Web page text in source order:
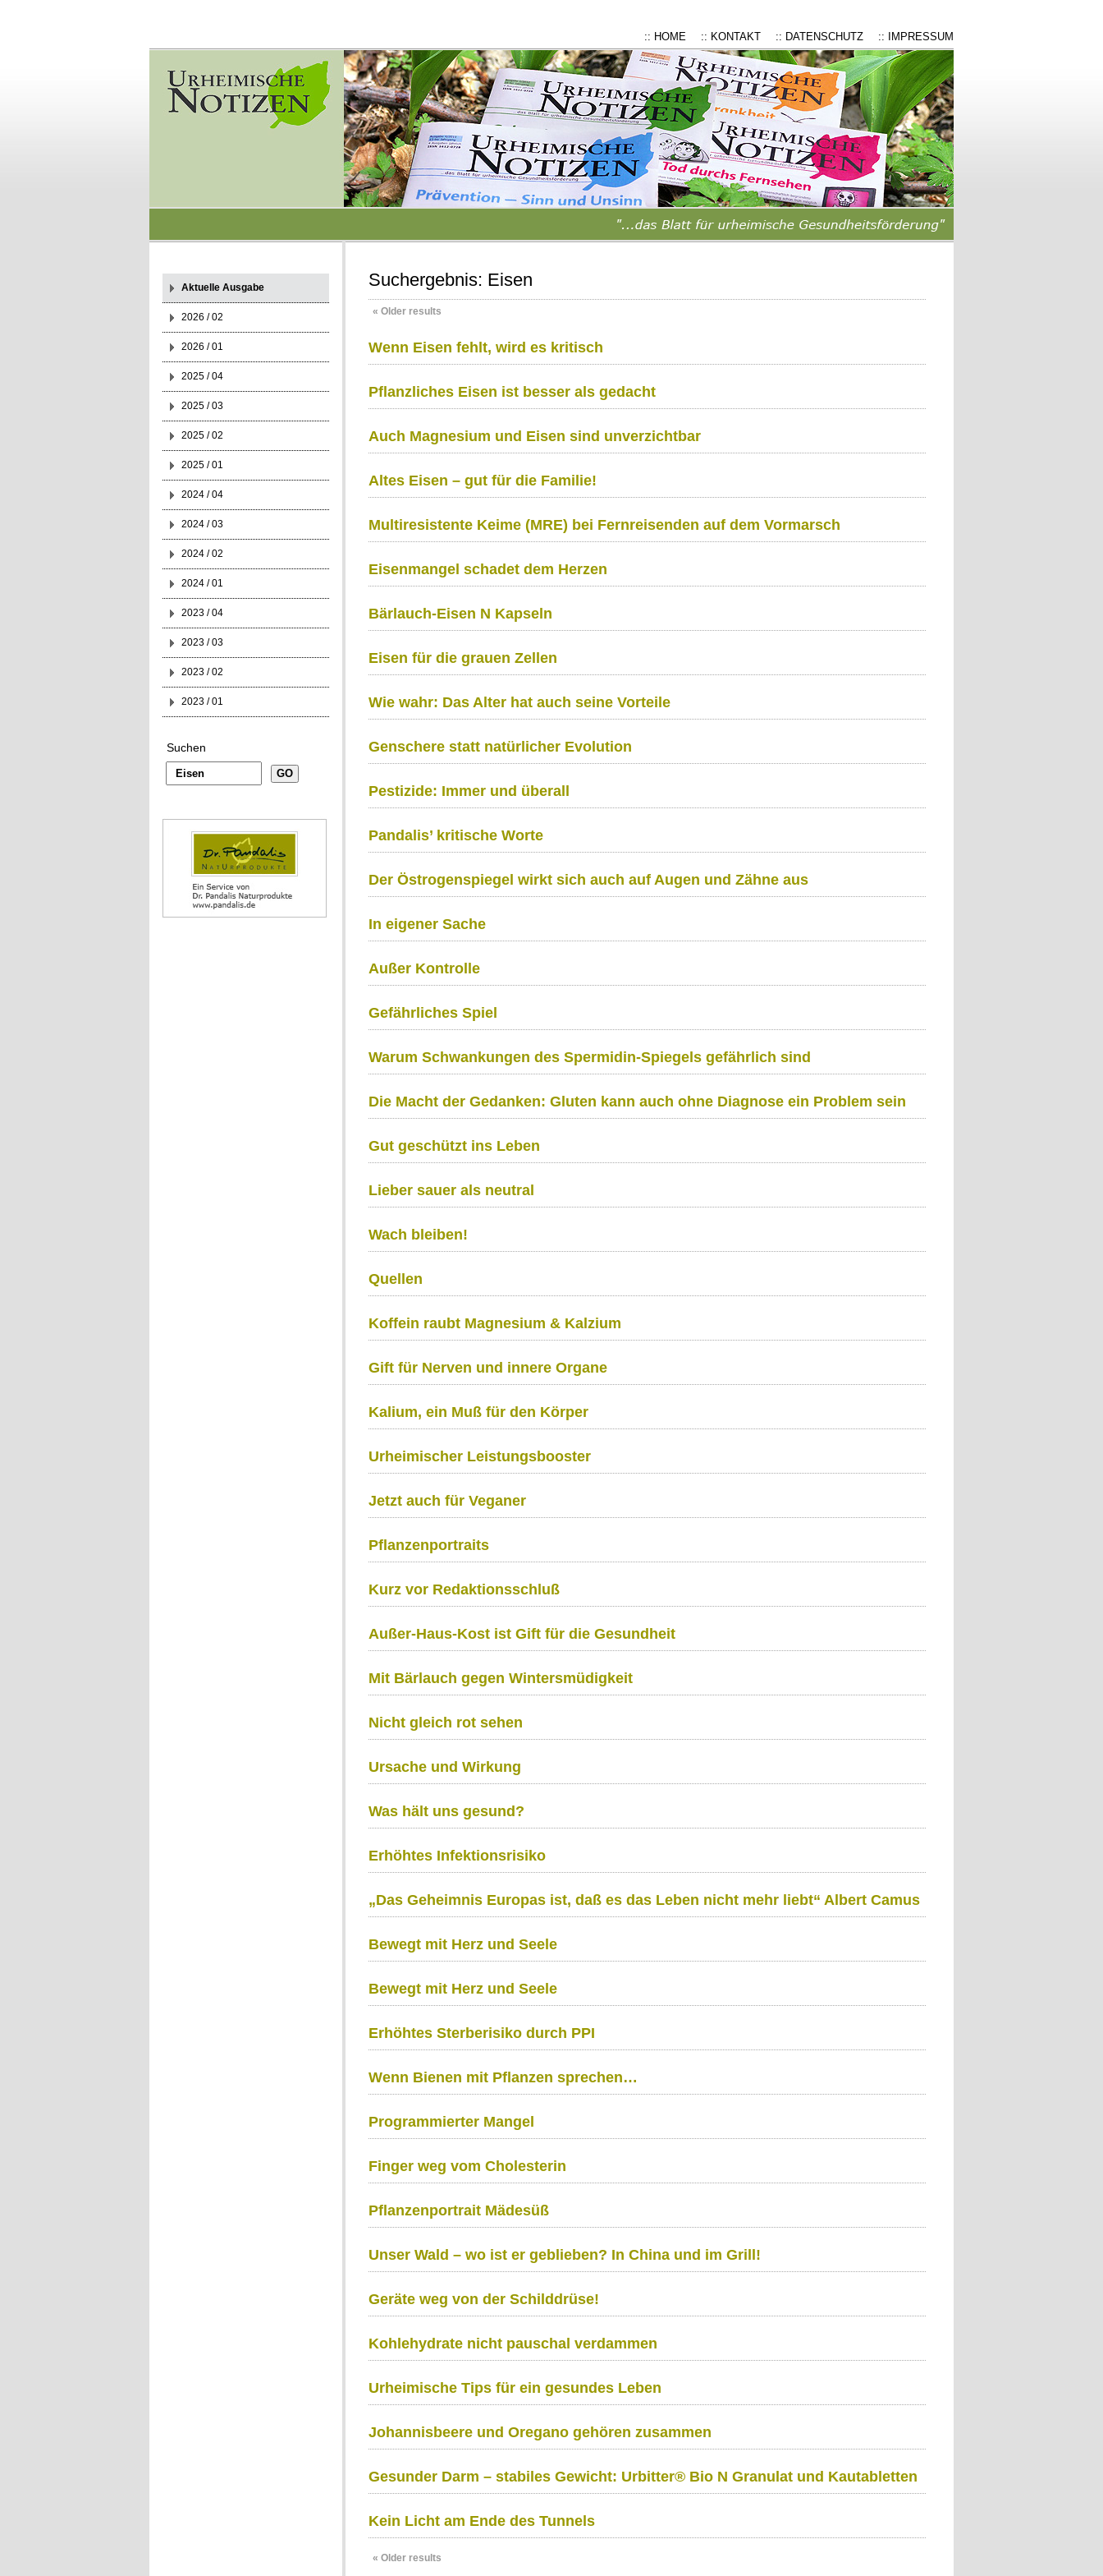
:: HOME :: KONTAKT :: DATENSCHUTZ :: IMPRESSUM
Suchergebnis: Eisen
« Older results
Wenn Eisen fehlt, wird es kritisch
Pflanzliches Eisen ist besser als gedacht
Auch Magnesium und Eisen sind unverzichtbar
Altes Eisen – gut für die Familie!
Multiresistente Keime (MRE) bei Fernreisenden auf dem Vormarsch
Eisenmangel schadet dem Herzen
Bärlauch-Eisen N Kapseln
Eisen für die grauen Zellen
Wie wahr: Das Alter hat auch seine Vorteile
Genschere statt natürlicher Evolution
Pestizide: Immer und überall
Pandalis’ kritische Worte
Der Östrogenspiegel wirkt sich auch auf Augen und Zähne aus
In eigener Sache
Außer Kontrolle
Gefährliches Spiel
Warum Schwankungen des Spermidin-Spiegels gefährlich sind
Die Macht der Gedanken: Gluten kann auch ohne Diagnose ein Problem sein
Gut geschützt ins Leben
Lieber sauer als neutral
Wach bleiben!
Quellen
Koffein raubt Magnesium & Kalzium
Gift für Nerven und innere Organe
Kalium, ein Muß für den Körper
Urheimischer Leistungsbooster
Jetzt auch für Veganer
Pflanzenportraits
Kurz vor Redaktionsschluß
Außer-Haus-Kost ist Gift für die Gesundheit
Mit Bärlauch gegen Wintersmüdigkeit
Nicht gleich rot sehen
Ursache und Wirkung
Was hält uns gesund?
Erhöhtes Infektionsrisiko
„Das Geheimnis Europas ist, daß es das Leben nicht mehr liebt“ Albert Camus
Bewegt mit Herz und Seele
Bewegt mit Herz und Seele
Erhöhtes Sterberisiko durch PPI
Wenn Bienen mit Pflanzen sprechen…
Programmierter Mangel
Finger weg vom Cholesterin
Pflanzenportrait Mädesüß
Unser Wald – wo ist er geblieben? In China und im Grill!
Geräte weg von der Schilddrüse!
Kohlehydrate nicht pauschal verdammen
Urheimische Tips für ein gesundes Leben
Johannisbeere und Oregano gehören zusammen
Gesunder Darm – stabiles Gewicht: Urbitter® Bio N Granulat und Kautabletten
Kein Licht am Ende des Tunnels
« Older results
Aktuelle Ausgabe
2026 / 02
2026 / 01
2025 / 04
2025 / 03
2025 / 02
2025 / 01
2024 / 04
2024 / 03
2024 / 02
2024 / 01
2023 / 04
2023 / 03
2023 / 02
2023 / 01
Suchen